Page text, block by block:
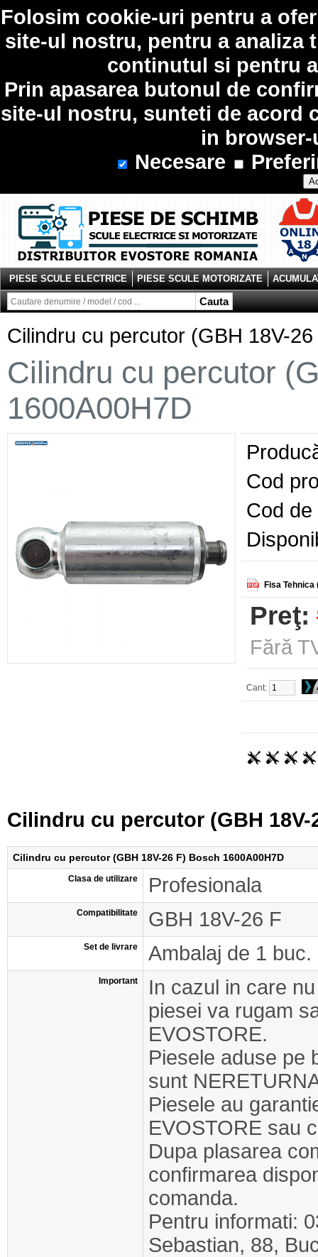
Folosim cookie-uri pentru a
site-ul nostru, pentru a analiza
continutul si pentru
Prin apasarea butonul de
site-ul nostru, sunteti de acord
in
Necesare
Cauta
PIESE SCULE ELECTRICE PIESE SCULE MOTORIZATE
Cilindru cu percutor (GBH 18V-
Cilindru cu percutor
1600A00H7D
Cod
Cod
Fisa Tehnica
Preţ:
Fără
Cant:
Cilindru cu percutor (GBH 18V-
Cilindru cu percutor (GBH 18V-26 F) Bosch 1600A00H7D
Clasa de utilizare Profesionala
Compatibilitate GBH 18V-26 F
Set de livrare Ambalaj de 1 buc.
Important
In cazul in care
piesei va rugam
EVOSTORE.
Piesele aduse pe
sunt
Piesele au
EVOSTORE sau
Dupa plasarea
confirmarea
comanda.
Pentru informati:
Sebastian, 88,